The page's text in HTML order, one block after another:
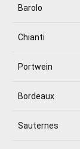
Barolo
Chianti
Portwein
Bordeaux
Sauternes